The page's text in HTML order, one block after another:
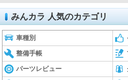
みんカラ 人気のカテゴリ
車種別
整備手帳
パーツレビュー